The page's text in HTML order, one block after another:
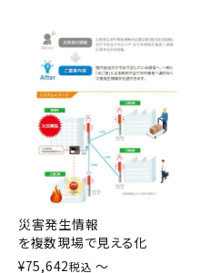
災害発生情報
を複数現場で見える化
¥75,642税込 〜